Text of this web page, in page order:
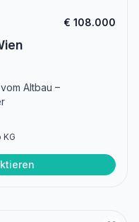
€ 108.000
Altbau –
KG